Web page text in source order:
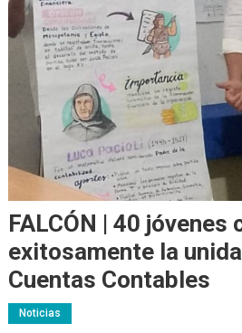
FALCÓN | 40 jóvenes
exitosamente la
Cuentas Contables
Noticias